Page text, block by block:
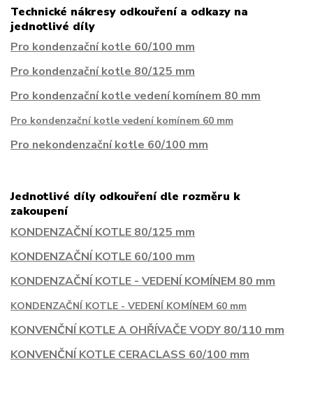
Technické nákresy odkouření a odkazy na
jednotlivé díly
Pro kondenzační kotle 60/100 mm
Pro kondenzační kotle 80/125 mm
Pro kondenzační kotle vedení komínem 80 mm
Pro kondenzační kotle vedení komínem 60 mm
Pro nekondenzační kotle 60/100 mm
Jednotlivé díly odkouření dle rozměru k
zakoupení
KONDENZAČNÍ KOTLE 80/125 mm
KONDENZAČNÍ KOTLE 60/100 mm
KONDENZAČNÍ KOTLE - VEDENÍ KOMÍNEM 80 mm
KONDENZAČNÍ KOTLE - VEDENÍ KOMÍNEM 60 mm
KONVENČNÍ KOTLE A OHŘÍVAČE VODY 80/110 mm
KONVENČNÍ KOTLE CERACLASS 60/100 mm